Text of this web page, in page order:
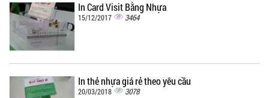
In Card Visit Bằng Nhựa
15/12/2017 3464
In thẻ nhựa giá rẻ theo yêu cầu
20/03/2018 3078